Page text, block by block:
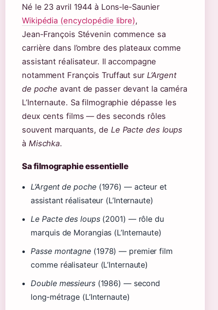
Né le 23 avril 1944 à Lons‑le‑Saunier
Wikipédia (encyclopédie libre),
Jean‑François Stévenin commence sa
carrière dans l’ombre des plateaux comme
assistant réalisateur. Il accompagne
notamment François Truffaut sur L’Argent
de poche avant de passer devant la caméra
L’Internaute. Sa filmographie dépasse les
deux cents films — des seconds rôles
souvent marquants, de Le Pacte des loups
à Mischka.
Sa filmographie essentielle
L’Argent de poche(1976) — acteur et
assistant réalisateur (L’Internaute)
Le Pacte des loups(2001) — rôle du
marquis de Morangias (L’Internaute)
Passe montagne (1978) — premier film
comme réalisateur (L’Internaute)
Double messieurs(1986) — second
long‑métrage (L’Internaute)